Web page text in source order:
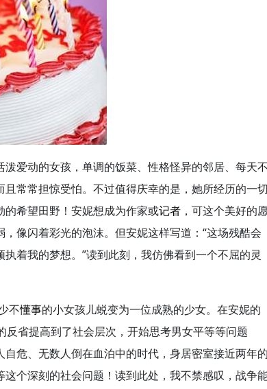
爱动的女孩，单调的饭菜、性格怪异的邻居、每天
常常担惊受怕。不过值得庆幸的是，她所经历的一
希望田野！安妮想成为作家或记者 ，可这个美好的
像闪着彩光的泡沫。但安妮这样写道：“这场残酷会
着我的梦想。”读到此刻，我仿佛看到一个不屈的灵
不懂事的小女孩儿蜕变为一位成熟的少女。在安妮的
省提高到了社会层次，开始思考男女平等等问题
危、无数人倒在血泊中的时代，身居密室接近两年
个深刻的社会问题！读到此处，我不禁感叹，战争